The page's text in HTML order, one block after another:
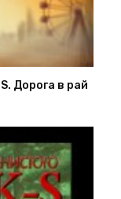
Дорога в рай